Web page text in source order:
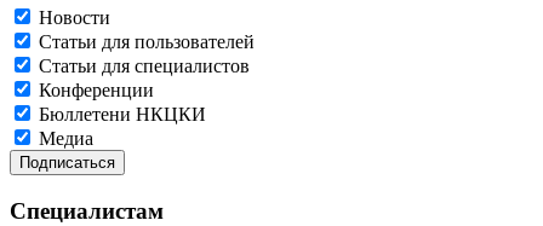
Новости
Статьи для пользователей
Статьи для специалистов
Конференции
Бюллетени НКЦКИ
Медиа
Специалистам